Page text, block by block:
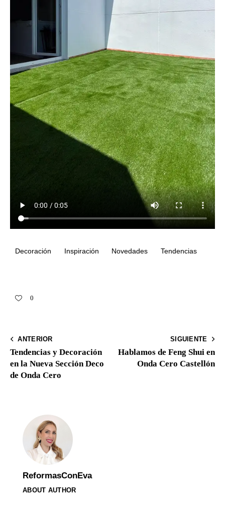
Decoración Inspiración Novedades Tendencias
0
ANTERIOR
Tendencias y Decoración
en la Nueva Sección Deco
de Onda Cero
SIGUIENTE
Hablamos de Feng Shui en
Onda Cero Castellón
ReformasConEva
ABOUT AUTHOR